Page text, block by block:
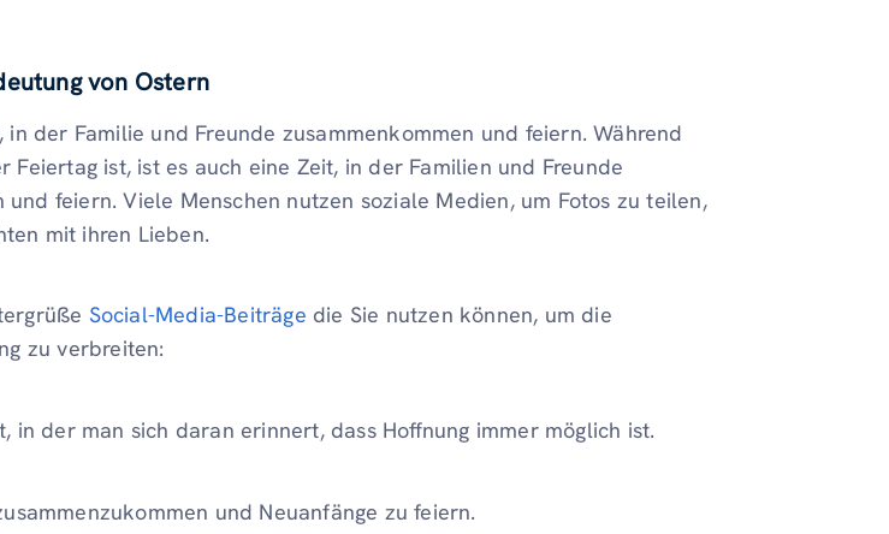
von Ostern
in der Familie und Freunde zusammenkommen und feiern. Während
Feiertag ist, ist es auch eine Zeit, in der Familien und Freunde
und feiern. Viele Menschen nutzen soziale Medien, um Fotos zu teilen,
mit ihren Lieben.
Social-Media-Beiträge die Sie nutzen können, um die
zu verbreiten:
in der man sich daran erinnert, dass Hoffnung immer möglich ist.
und Neuanfänge zu feiern.